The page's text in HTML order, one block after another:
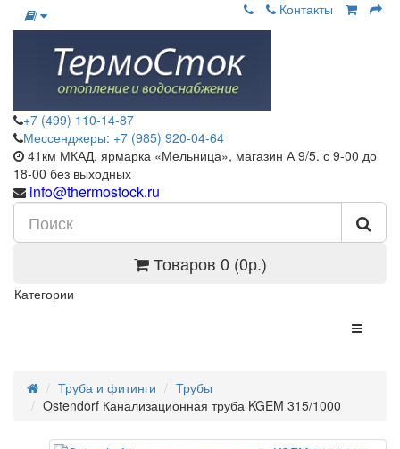
Контакты
+7 (499) 110-14-87
Мессенджеры: +7 (985) 920-04-64
41км МКАД, ярмарка «Мельница», магазин А 9/5. с 9-00 до
18-00 без выходных
info@thermostock.ru
Товаров 0 (0р.)
Категории
Труба и фитинги
Трубы
Ostendorf Канализационная труба KGEM 315/1000